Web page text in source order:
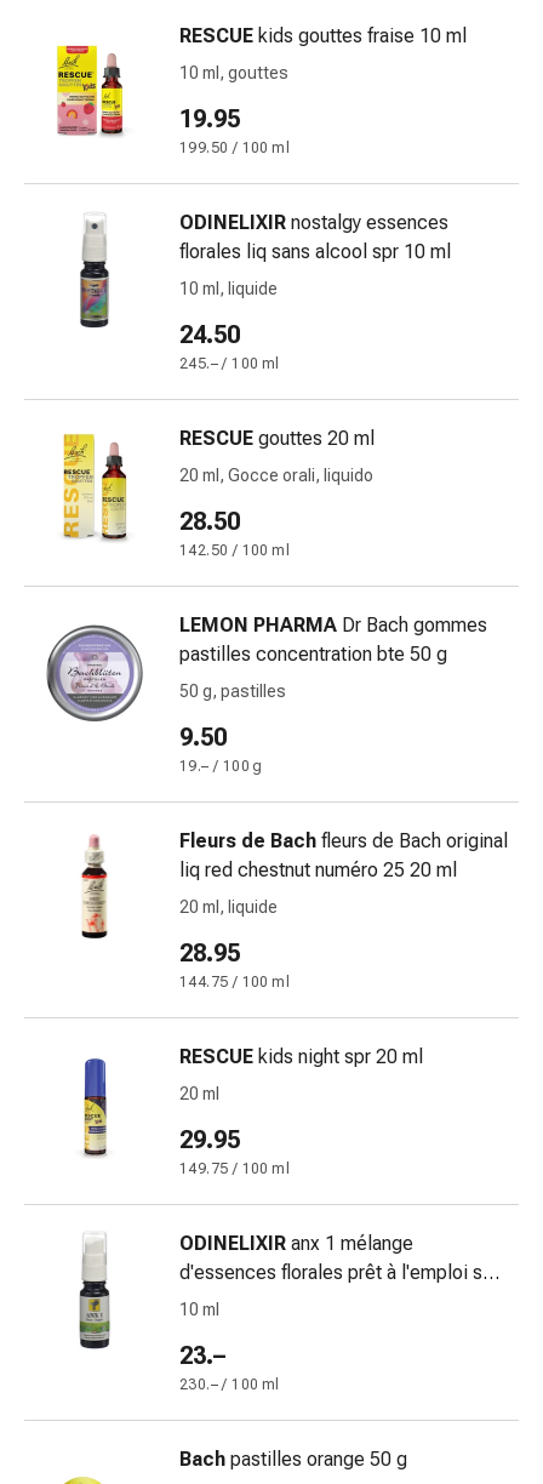
fissaggio
Strisce
garza
Bendaggi
compressivi
Cerotti
adesivi
accessori
tubolari
Materiali
Ustioni
scottature
ricambio
Medicazioni
Unguenti
disinfezione
ferite
Medicazioni
spray
adesive
tissutale
Unguento
vescicante
Tamponi
medicali
Occhi
e
orecchie
Igiene
all'orecchio
RESCUE kids gouttes fraise 10 ml
10 ml, gouttes
19.95
199.50 / 100 ml
ODINELIXIR nostalgy essences
florales liq sans alcool spr 10 ml
10 ml, liquide
24.50
245.– / 100 ml
RESCUE gouttes 20 ml
20 ml, Gocce orali, liquido
28.50
142.50 / 100 ml
LEMON PHARMA Dr Bach gommes
pastilles concentration bte 50 g
50 g, pastilles
9.50
19.– / 100 g
Fleurs de Bach fleurs de Bach original
liq red chestnut numéro 25 20 ml
20 ml, liquide
28.95
144.75 / 100 ml
RESCUE kids night spr 20 ml
20 ml
29.95
149.75 / 100 ml
ODINELIXIR anx 1 mélange
d'essences florales prêt à l'emploi spr
10 ml
10 ml
23.–
230.– / 100 ml
Bach pastilles orange 50 g